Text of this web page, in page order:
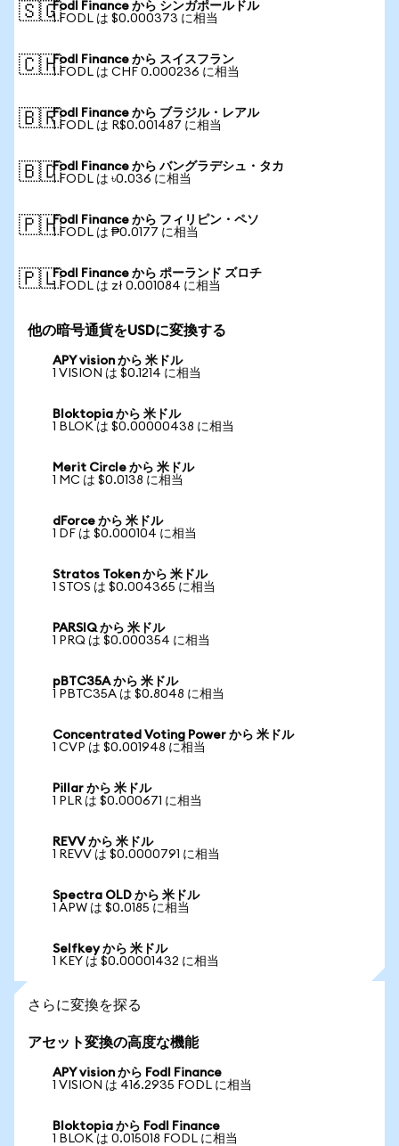
🇸🇬Fodl Finance から シンガポールドル
1 FODL は $0.000373 に相当
🇨🇭Fodl Finance から スイスフラン
1 FODL は CHF 0.000236 に相当
🇧🇷Fodl Finance から ブラジル・レアル
1 FODL は R$0.001487 に相当
🇧🇩Fodl Finance から バングラデシュ・タカ
1 FODL は ৳0.036 に相当
🇵🇭Fodl Finance から フィリピン・ペソ
1 FODL は ₱0.0177 に相当
🇵🇱Fodl Finance から ポーランド ズロチ
1 FODL は zł 0.001084 に相当
他の暗号通貨をUSDに変換する
APY vision から 米ドル
1 VISION は $0.1214 に相当
Bloktopia から 米ドル
1 BLOK は $0.00000438 に相当
Merit Circle から 米ドル
1 MC は $0.0138 に相当
dForce から 米ドル
1 DF は $0.000104 に相当
Stratos Token から 米ドル
1 STOS は $0.004365 に相当
PARSIQ から 米ドル
1 PRQ は $0.000354 に相当
pBTC35A から 米ドル
1 PBTC35A は $0.8048 に相当
Concentrated Voting Power から 米ドル
1 CVP は $0.001948 に相当
Pillar から 米ドル
1 PLR は $0.000671 に相当
REVV から 米ドル
1 REVV は $0.0000791 に相当
Spectra OLD から 米ドル
1 APW は $0.0185 に相当
Selfkey から 米ドル
1 KEY は $0.00001432 に相当
さらに変換を探る
アセット変換の高度な機能
APY vision から Fodl Finance
1 VISION は 416.2935 FODL に相当
Bloktopia から Fodl Finance
1 BLOK は 0.015018 FODL に相当